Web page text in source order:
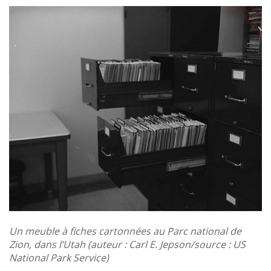
Un meuble à fiches cartonnées au Parc national de
Zion, dans l’Utah (auteur : Carl E. Jepson/source : US
National Park Service)